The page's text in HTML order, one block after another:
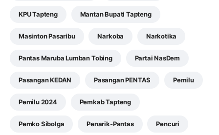
KPU Tapteng Mantan Bupati Tapteng
Masinton Pasaribu Narkoba Narkotika
Pantas Maruba Lumban Tobing Partai NasDem
Pasangan KEDAN Pasangan PENTAS Pemilu
Pemilu 2024 Pemkab Tapteng
Pemko Sibolga Penarik-Pantas Pencuri